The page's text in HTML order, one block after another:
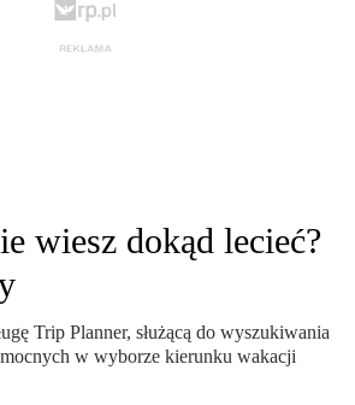
wiesz dokąd lecieć?
Trip Planner, służącą do wyszukiwania
w wyborze kierunku wakacji